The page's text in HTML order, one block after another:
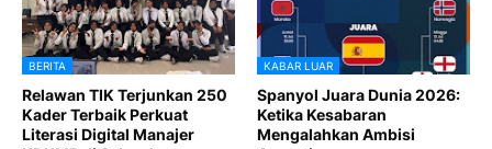
BERITA
Relawan TIK Terjunkan 250
Kader Terbaik Perkuat
Literasi Digital Manajer
KABAR LUAR
Spanyol Juara Dunia 2026:
Ketika Kesabaran
Mengalahkan Ambisi